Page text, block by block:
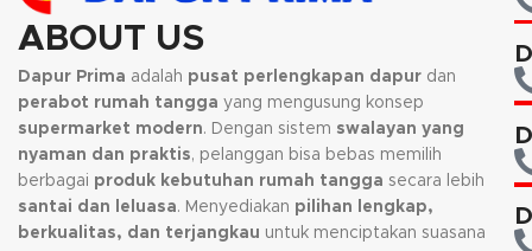
ABOUT US
Dapur Prima adalah pusat perlengkapan dapur dan
perabot rumah tangga yang mengusung konsep
supermarket modern. Dengan sistem swalayan yang
nyaman dan praktis, pelanggan bisa bebas memilih
berbagai produk kebutuhan rumah tangga secara lebih
santai dan leluasa. Menyediakan pilihan lengkap,
berkualitas, dan terjangkau untuk menciptakan suasana